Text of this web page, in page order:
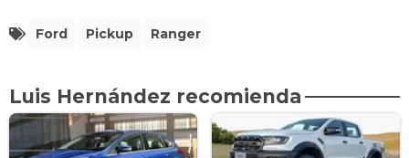
Ford Pickup Ranger
Luis Hernández recomienda